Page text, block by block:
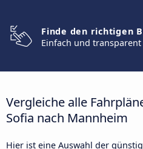
Finde den richtigen
Einfach und transparent
Vergleiche alle
Sofia nach Mannheim
Hier ist eine Auswahl der